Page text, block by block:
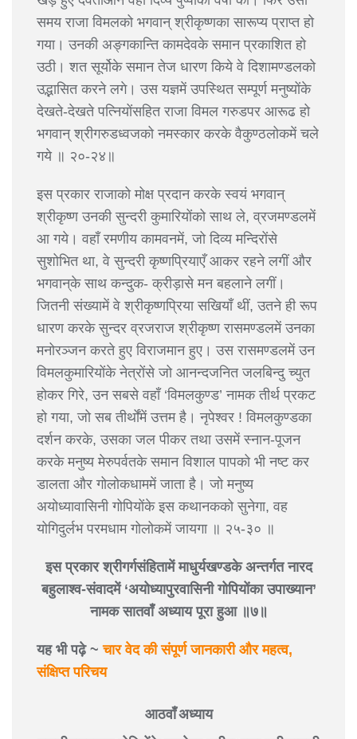
समय राजा विमलको भगवान् श्रीकृष्णका सारूप्य प्राप्त हो
गया। उनकी अङ्गकान्ति कामदेवके समान प्रकाशित हो
उठी। शत सूर्योके समान तेज धारण किये वे दिशामण्डलको
उद्भासित करने लगे। उस यज्ञमें उपस्थित सम्पूर्ण मनुष्योंके
देखते-देखते पत्नियोंसहित राजा विमल गरुडपर आरूढ हो
भगवान् श्रीगरुडध्वजको नमस्कार करके वैकुण्ठलोकमें चले
गये ॥ २०-२४॥
इस प्रकार राजाको मोक्ष प्रदान करके स्वयं भगवान्
श्रीकृष्ण उनकी सुन्दरी कुमारियोंको साथ ले, व्रजमण्डलमें
आ गये। वहाँ रमणीय कामवनमें, जो दिव्य मन्दिरोंसे
सुशोभित था, वे सुन्दरी कृष्णप्रियाएँ आकर रहने लगीं और
भगवान्‌के साथ कन्दुक- क्रीड़ासे मन बहलाने लगीं।
जितनी संख्यामें वे श्रीकृष्णप्रिया सखियाँ थीं, उतने ही रूप
धारण करके सुन्दर व्रजराज श्रीकृष्ण रासमण्डलमें उनका
मनोरञ्जन करते हुए विराजमान हुए। उस रासमण्डलमें उन
विमलकुमारियोंके नेत्रोंसे जो आनन्दजनित जलबिन्दु च्युत
होकर गिरे, उन सबसे वहाँ ‘विमलकुण्ड’ नामक तीर्थ प्रकट
हो गया, जो सब तीर्थोंमें उत्तम है। नृपेश्वर ! विमलकुण्डका
दर्शन करके, उसका जल पीकर तथा उसमें स्नान-पूजन
करके मनुष्य मेरुपर्वतके समान विशाल पापको भी नष्ट कर
डालता और गोलोकधाममें जाता है। जो मनुष्य
अयोध्यावासिनी गोपियोंके इस कथानकको सुनेगा, वह
योगिदुर्लभ परमधाम गोलोकमें जायगा ॥ २५-३० ॥
इस प्रकार श्रीगर्गसंहितामें माधुर्यखण्डके अन्तर्गत नारद
बहुलाश्व-संवादमें ‘अयोध्यापुरवासिनी गोपियोंका उपाख्यान’
नामक सातवाँ अध्याय पूरा हुआ ॥७॥
यह भी पढ़े ~चार वेद की संपूर्ण जानकारी और महत्व,
संक्षिप्त परिचय
आठवाँ अध्याय